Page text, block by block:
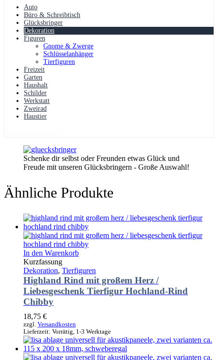
Auto
Büro & Schreibtisch
Glücksbringer
Dekoration
Figuren
Gnome & Zwerge
Schlüsselanhänger
Tierfiguren
Freizeit
Garten
Haushalt
Schilder
Werkstatt
Zweirad
Haustier
Schenke dir selbst oder Freunden etwas Glück und
Freude mit unseren Glücksbringern - Große Auswahl!
Ähnliche Produkte
In den Warenkorb
Kurzfassung
Dekoration, Tierfiguren
Highland Rind mit großem Herz /
Liebesgeschenk Tierfigur Hochland-Rind
Chibby
18,75 €
zzgl. Versandkosten
Lieferzeit: Vorrätig, 1-3 Werktage